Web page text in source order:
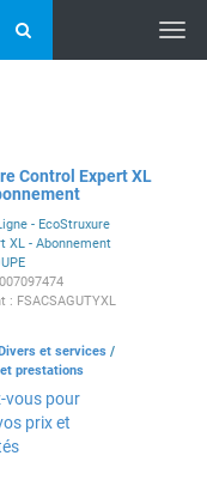
Control Expert XL
- EcoStruxure
XL - Abonnement
: FSACSAGUTYXL
et services /
prestations
vous pour
prix et